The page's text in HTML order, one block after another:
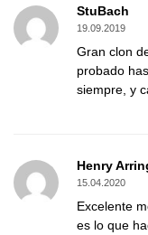
StuBach
19.09.2019
Gran clon
probado
siempre, y
Henry
15.04.2020
Excelente
es lo que